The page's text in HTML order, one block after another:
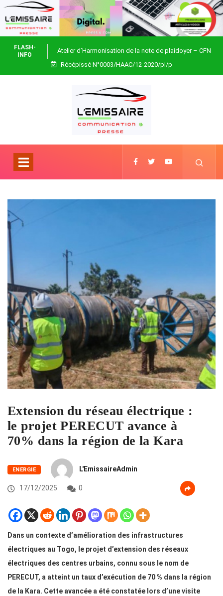
FLASH-
INFO
Atelier d’Harmonisation de la note de plaidoyer – CFN
Togo
Récépissé N°0003/HAAC/12-2020/pl/p
Extension du réseau électrique :
le projet PERECUT avance à
70% dans la région de la Kara
ENERGIE L'EmissaireAdmin
17/12/2025 0
Dans un contexte d’amélioration des infrastructures
électriques au Togo, le projet d’extension des réseaux
électriques des centres urbains, connu sous le nom de
PERECUT, a atteint un taux d’exécution de 70 % dans la région
de la Kara. Cette avancée a été constatée lors d’une visite